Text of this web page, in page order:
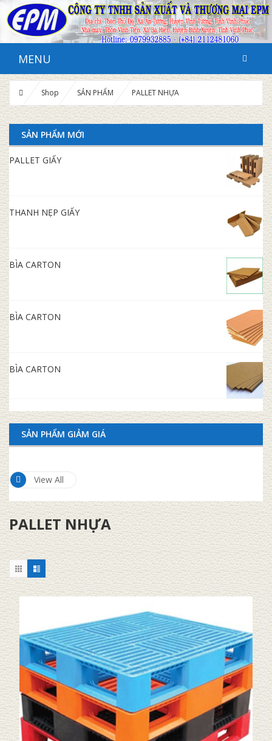
MENU
Shop SẢN PHẨM PALLET NHỰA
SẢN PHẨM MỚI
PALLET GIẤY
THANH NẸP GIẤY
BÌA CARTON
BÌA CARTON
BÌA CARTON
SẢN PHẨM GIẢM GIÁ
View All
PALLET NHỰA